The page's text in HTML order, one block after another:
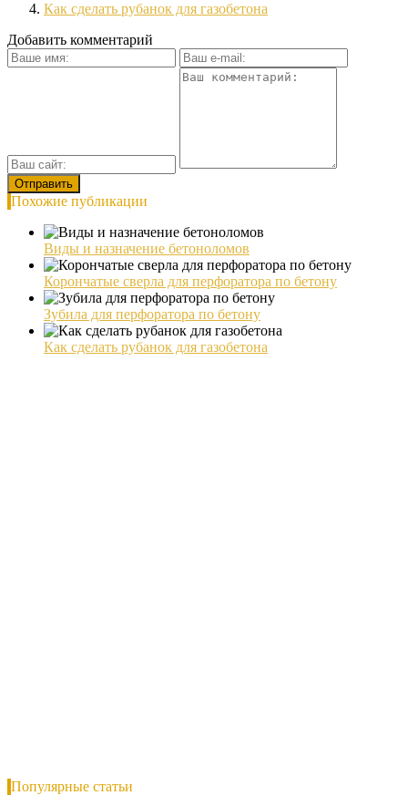
Как сделать рубанок для газобетона
Добавить комментарий
Похожие публикации
Виды и назначение бетоноломов
Корончатые сверла для перфоратора по бетону
Зубила для перфоратора по бетону
Как сделать рубанок для газобетона
Популярные статьи